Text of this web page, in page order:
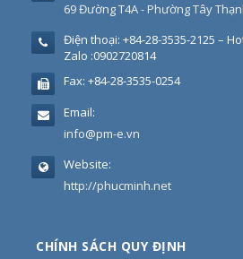
69 Đường T4A - Phường Tây
Điện thoại: +84-28-3535-2125 –
Zalo :0902720814
Fax: +84-28-3535-0254
Email:
info@pm-e.vn
Website:
http://phucminh.net
CHÍNH SÁCH QUY ĐỊNH